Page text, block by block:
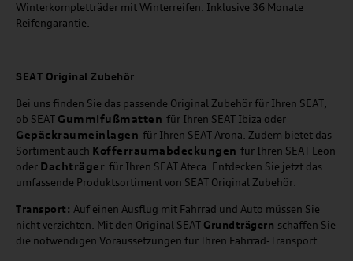
Winterkompletträder mit Winterreifen. Inklusive 36 Monate
Reifengarantie.
SEAT Original Zubehör
Bei uns finden Sie das passende Original Zubehör für Ihren SEAT,
ob SEAT Gummifußmatten für Ihren SEAT Ibiza oder
Gepäckraumeinlagen für Ihren SEAT Arona. Zudem bietet das
Sortiment auch Kofferraumabdeckungen für Ihren SEAT Leon
oder Dachträger für Ihren SEAT Ateca. Entdecken Sie jetzt das
umfassende Produktsortiment von SEAT Original Zubehör.
Transport: Auf einen Ausflug mit Fahrrad und Auto müssen Sie
nicht verzichten. Mit den Original SEAT Grundträgern schaffen Sie
die notwendigen Voraussetzungen für Ihren Fahrrad-Transport.